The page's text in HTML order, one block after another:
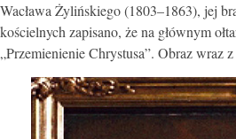
Wacława Żylińskiego (1803–1863), jej
kościelnych zapisano, że na głównym
„Przemienienie Chrystusa”. Obraz wraz